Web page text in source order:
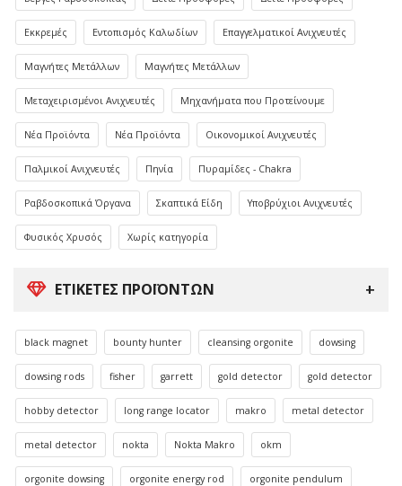
Εκκρεμές Εντοπισμός Καλωδίων Επαγγελματικοί Ανιχνευτές
Μαγνήτες Μετάλλων Μαγνήτες Μετάλλων
Μεταχειρισμένοι Ανιχνευτές Μηχανήματα που Προτείνουμε
Νέα Προϊόντα Νέα Προϊόντα Οικονομικοί Ανιχνευτές
Παλμικοί Ανιχνευτές Πηνία Πυραμίδες - Chakra
Ραβδοσκοπικά Όργανα Σκαπτικά Είδη Υποβρύχιοι Ανιχνευτές
Φυσικός Χρυσός Χωρίς κατηγορία
ΕΤΙΚΈΤΕΣ ΠΡΟΪΌΝΤΩΝ
black magnet bounty hunter cleansing orgonite dowsing
dowsing rods fisher garrett gold detector gold detector
hobby detector long range locator makro metal detector
metal detector nokta Nokta Makro okm
orgonite dowsing orgonite energy rod orgonite pendulum